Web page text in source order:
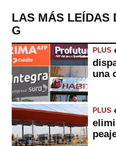
LAS MÁS LEÍDAS
G
PLUS
una
PLUS